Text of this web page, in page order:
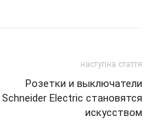
наступна стаття
Розетки и выключатели
Schneider Electric становятся
искусством